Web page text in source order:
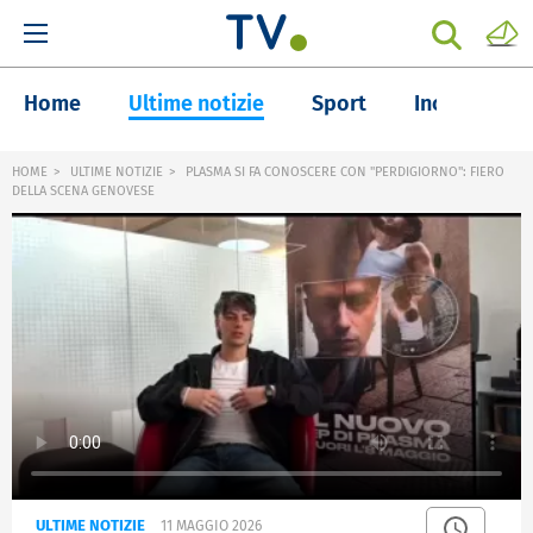
Home Ultime notizie Sport Inchieste
HOME ULTIME NOTIZIE
PLASMA SI FA CONOSCERE CON "PERDIGIORNO": FIERO
DELLA SCENA GENOVESE
ULTIME NOTIZIE 11 MAGGIO 2026